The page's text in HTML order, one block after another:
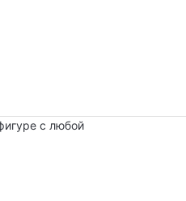
с любой